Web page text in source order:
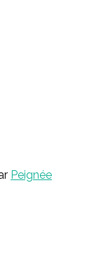
Peignée